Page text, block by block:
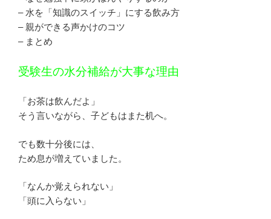
– 水を「知識のスイッチ」にする飲み方
– 親ができる声かけのコツ
– まとめ
受験生の水分補給が大事な理由
「お茶は飲んだよ」
そう言いながら、子どもはまた机へ。
でも数十分後には、
ため息が増えていました。
「なんか覚えられない」
「頭に入らない」